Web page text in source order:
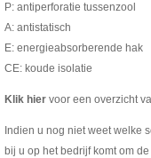
P: antiperforatie tussenzool
A: antistatisch
E: energieabsorberende hak
CE: koude isolatie
Klik hier voor een overzicht
Indien u nog niet weet welke
bij u op het bedrijf komt om